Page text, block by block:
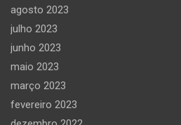
agosto 2023
julho 2023
junho 2023
maio 2023
março 2023
fevereiro 2023